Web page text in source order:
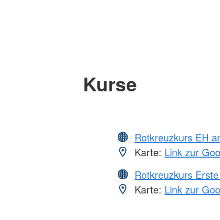
Kurse
Rotkreuzkurs EH
Karte: Link zur
Rotkreuzkurs
Karte: Link zur